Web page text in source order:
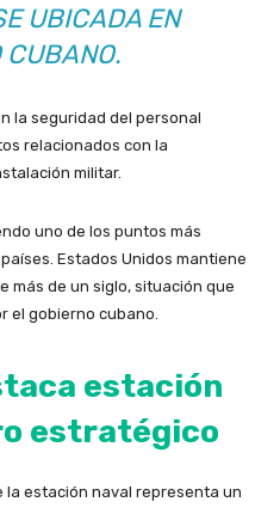
UBICADA EN
CUBANO.
la seguridad del personal
relacionados con la
militar.
uno de los puntos más
Estados Unidos mantiene
más de un siglo, situación que
el gobierno cubano.
estación
estratégico
la estación naval representa un